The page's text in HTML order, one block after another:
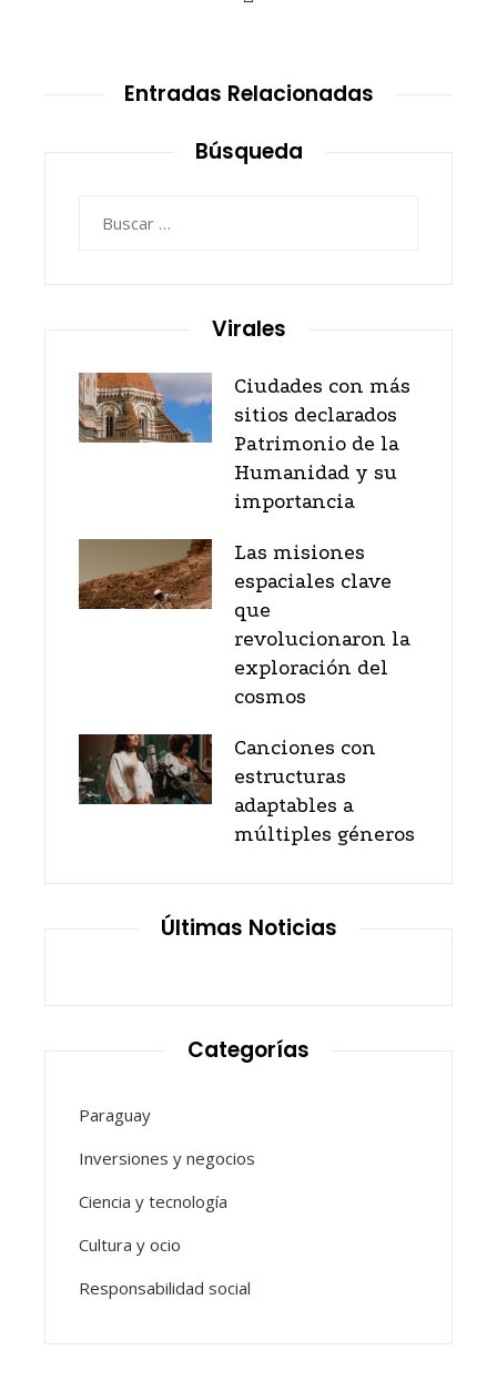
Entradas Relacionadas
Búsqueda
Virales
Ciudades con más
sitios declarados
Patrimonio de la
Humanidad y su
importancia
Las misiones
espaciales clave
que
revolucionaron la
exploración del
cosmos
Canciones con
estructuras
adaptables a
múltiples géneros
Últimas Noticias
Categorías
Paraguay
Inversiones y negocios
Ciencia y tecnología
Cultura y ocio
Responsabilidad social